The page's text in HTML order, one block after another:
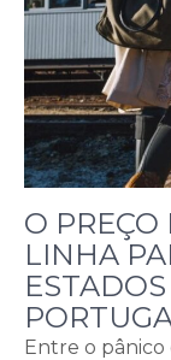
O
LINHA
Entre o pânico